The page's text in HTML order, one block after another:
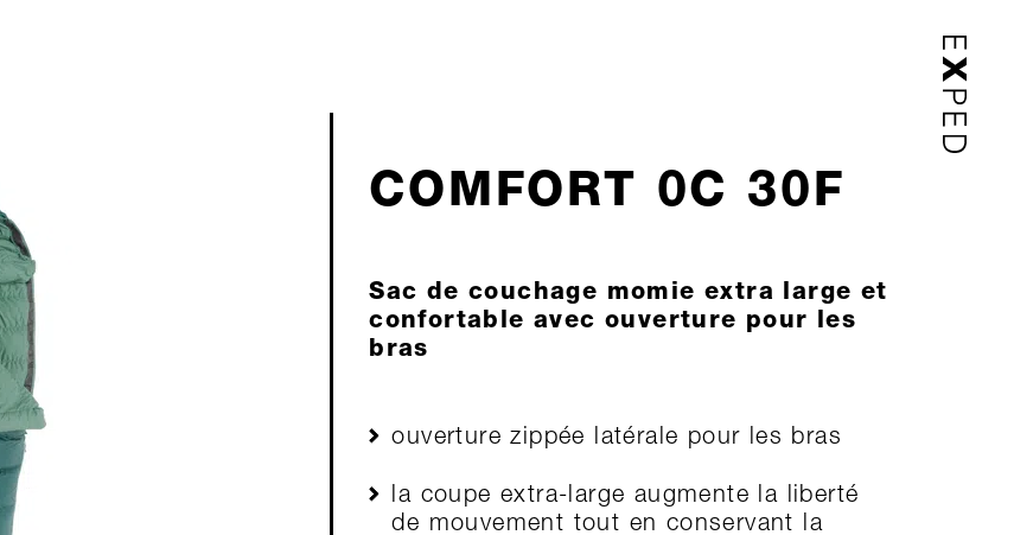
COMFORT 0C 30F
Sac de couchage momie extra large et
confortable avec ouverture pour les
bras
ouverture zippée latérale pour les bras
la coupe extra-large augmente la liberté
de mouvement tout en conservant la